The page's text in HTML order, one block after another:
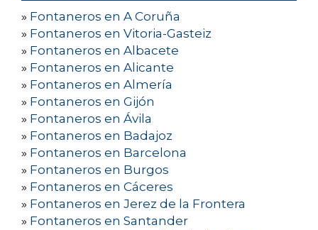
» Fontaneros en A Coruña
» Fontaneros en Vitoria-Gasteiz
» Fontaneros en Albacete
» Fontaneros en Alicante
» Fontaneros en Almería
» Fontaneros en Gijón
» Fontaneros en Ávila
» Fontaneros en Badajoz
» Fontaneros en Barcelona
» Fontaneros en Burgos
» Fontaneros en Cáceres
» Fontaneros en Jerez de la Frontera
» Fontaneros en Santander